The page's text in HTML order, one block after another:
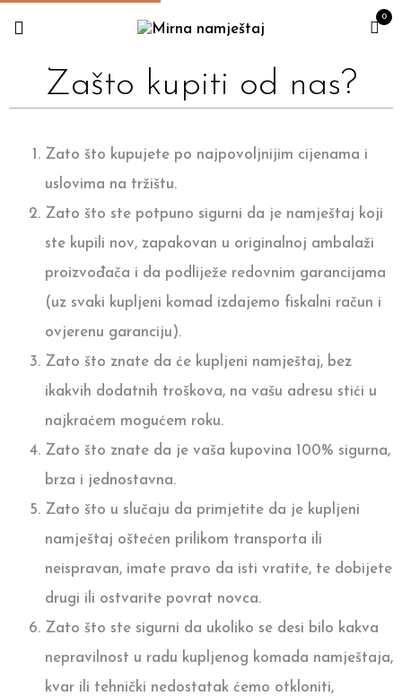
0
Zašto kupiti od nas?
Zato što kupujete po najpovoljnijim cijenama i
uslovima na tržištu.
Zato što ste potpuno sigurni da je namještaj koji
ste kupili nov, zapakovan u originalnoj ambalaži
proizvođača i da podliježe redovnim garancijama
(uz svaki kupljeni komad izdajemo fiskalni račun i
ovjerenu garanciju).
Zato što znate da će kupljeni namještaj, bez
ikakvih dodatnih troškova, na vašu adresu stići u
najkraćem mogućem roku.
Zato što znate da je vaša kupovina 100% sigurna,
brza i jednostavna.
Zato što u slučaju da primjetite da je kupljeni
namještaj oštećen prilikom transporta ili
neispravan, imate pravo da isti vratite, te dobijete
drugi ili ostvarite povrat novca.
Zato što ste sigurni da ukoliko se desi bilo kakva
nepravilnost u radu kupljenog komada namještaja,
kvar ili tehnički nedostatak ćemo otkloniti,